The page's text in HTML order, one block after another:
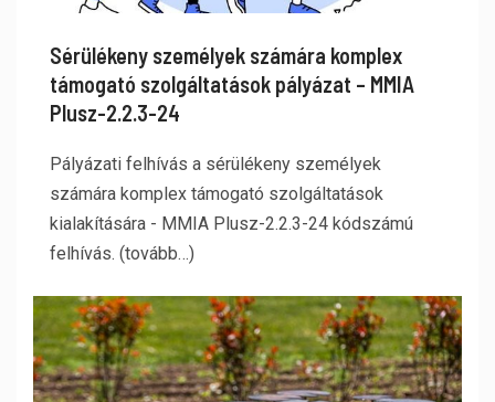
Sérülékeny személyek számára komplex
támogató szolgáltatások pályázat – MMIA
Plusz-2.2.3-24
Pályázati felhívás a sérülékeny személyek
számára komplex támogató szolgáltatások
kialakítására - MMIA Plusz-2.2.3-24 kódszámú
felhívás. (tovább…)